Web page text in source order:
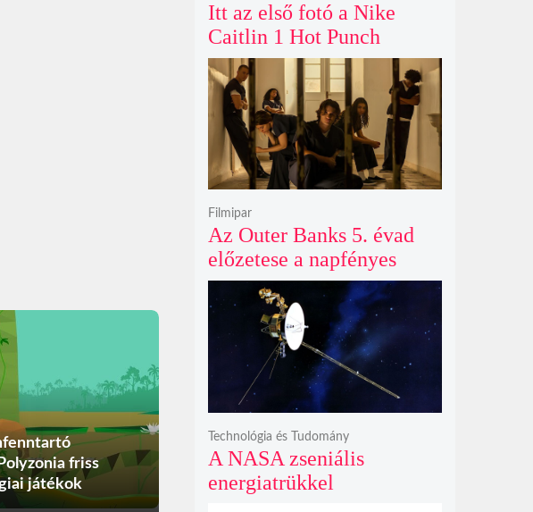
friss
játékok
Itt az első fotó a Nike
Caitlin 1 Hot Punch
cipőjéről brutálisan ütős
színben
Az Outer Banks 5. évad
előzetese a napfényes
kalandok helyett
kíméletlen
bosszúhadjáratot ígér
Filmipar
A NASA zseniális
energiatrükkel
Technológia és Tudomány